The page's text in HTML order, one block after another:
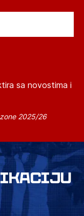
sa novostima i
2025/26